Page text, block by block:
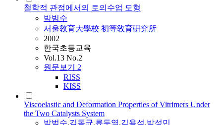
철학적 관점에서의 토의수업 모형
박범수
서울敎育大學校 初等敎育硏究所
2002
한국초등교육
Vol.13 No.2
원문보기 2
RISS
KISS
Viscoelastic and Deformation Properties of Vitrimers Under
the Two Catalysts System
박범수,김동균,류두열,김용석,박성민